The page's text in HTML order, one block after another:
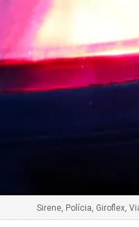
Sirene, Polícia, Giroflex,